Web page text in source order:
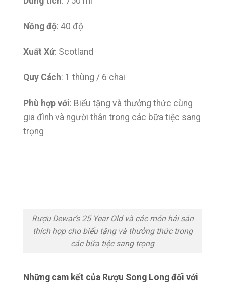
Nồng độ: 40 độ
Xuất Xứ: Scotland
Quy Cách: 1 thùng / 6 chai
Phù hợp với: Biếu tặng và thưởng thức cùng
gia đình và người thân trong các bữa tiệc sang
trọng
Rượu Dewar’s 25 Year Old và các món hải sản
thích hợp cho biếu tặng và thưởng thức trong
các bữa tiệc sang trọng
Những cam kết của Rượu Song Long đối với